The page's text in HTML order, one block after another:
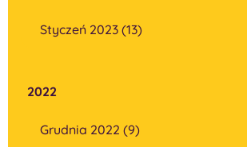
Styczeń 2023 (13)
2022
Grudnia 2022 (9)